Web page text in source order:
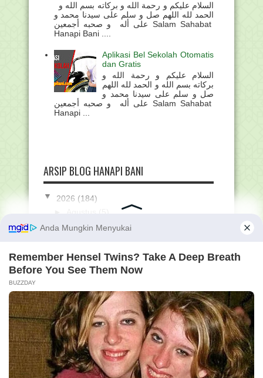
الحمد لله اللهم صل و سلم على سيدنا محمد و
على أله و صحبه أجمعين Salam Sahabat
Hanapi Bani ....
Aplikasi Bel Sekolah Otomatis
dan Gratis
السلام عليكم و رحمة الله و
بركاته بسم الله و الحمد لله اللهم
صل و سلم على سيدنا محمد و
على أله و صحبه أجمعين Salam Sahabat
Hanapi ...
ARSIP BLOG HANAPI BANI
▼ 2026 (184)
►Juli(23)
► Mei(9)
► April(12)
Maret(64)
Resmi! Upacara Bendera Wajib dengan
Ikrar Pelajar ...
Kumpulan Twibbon Idul Fitri 2026
Menarik buat Diba...
Khutbah Idul Fitri: Makna Idul Fitri dan
Syawal